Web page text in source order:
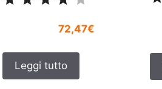
72,47€
Leggi tutto